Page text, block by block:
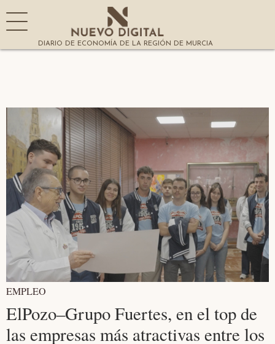
DIARIO DE ECONOMÍA DE LA REGIÓN DE MURCIA
EMPLEO
ElPozo–Grupo Fuertes, en el top de
las empresas más atractivas entre los